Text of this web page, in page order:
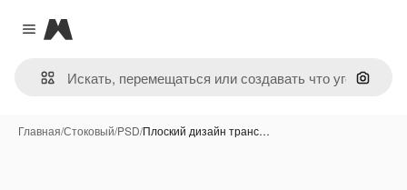
Close menu
Magnific
Поиск
Главная/Стоковый/PSD/Плоский дизайн транс…